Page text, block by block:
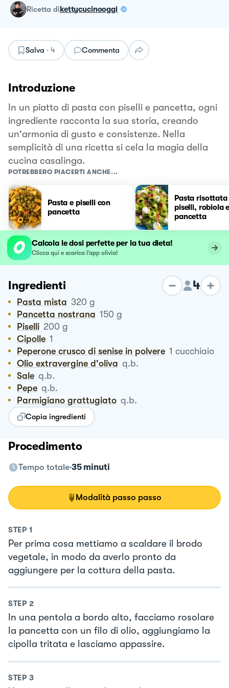
ricetta dikettycucinooggi
Salva · 4 Commenta
Introduzione
In un piatto di pasta con piselli e pancetta, ogni
ingrediente racconta la sua storia, creando
un'armonia di gusto e consistenze. Nella
semplicità di una ricetta si cela la magia della
cucina casalinga.
POTREBBERO PIACERTI ANCHE...
Pasta e piselli con
pancetta
Pasta risottata
piselli, robiola
pancetta
Calcola le dosi perfette per la tua dieta!
Clicca qui e scarica l’app olivia!
Ingredienti 4
Pasta mista 320 g
Pancetta nostrana 150 g
Piselli 200 g
Cipolle 1
Peperone crusco di senise in polvere 1 cucchiaio
Olio extravergine d'oliva q.b.
Sale q.b.
Pepe q.b.
Parmigiano grattugiato q.b.
Copia ingredienti
Procedimento
Tempo totale 35 minuti
Modalità passo passo
STEP 1
Per prima cosa mettiamo a scaldare il brodo
vegetale, in modo da averlo pronto da
aggiungere per la cottura della pasta.
STEP 2
In una pentola a bordo alto, facciamo rosolare
la pancetta con un filo di olio, aggiungiamo la
cipolla tritata e lasciamo appassire.
STEP 3